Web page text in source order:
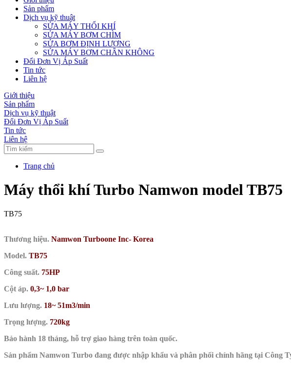
Sản phẩm
Dịch vụ kỹ thuật
SỬA MÁY THỔI KHÍ
SỬA MÁY BƠM CHÌM
SỬA BƠM ĐỊNH LƯỢNG
SỬA MÁY BƠM CHÂN KHÔNG
Đổi Đơn Vị Áp Suất
Tin tức
Liên hệ
Giới thiệu
Sản phẩm
Dịch vụ kỹ thuật
Đổi Đơn Vị Áp Suất
Tin tức
Liên hệ
Trang chủ
Máy thổi khí Turbo Namwon model TB75
TB75
Thương hiệu. Namwon Turboone Inc- Korea
Model. TB75
Công suất. 75HP
Cột áp. 0,3~ 1,0 bar
Lưu lượng. 18~ 51m3/min
Trọng lượng. 720kg
Bảo hành 18 tháng, hỗ trợ giao hàng trên toàn quốc.
Sản phẩm Namwon Turbo đang được nhập khẩu và phân phối chính hãng tại Công